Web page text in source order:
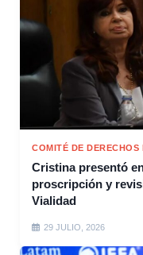
COMITÉ DE DERECHOS
Cristina presentó
proscripción y
Vialidad
29 JULIO, 2026